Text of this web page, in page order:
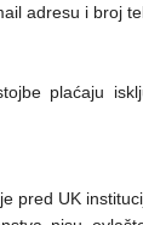
adresu i broj
plaćaju
pred UK